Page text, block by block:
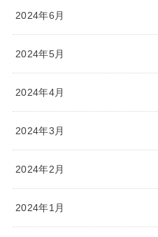
2024年6月
2024年5月
2024年4月
2024年3月
2024年2月
2024年1月